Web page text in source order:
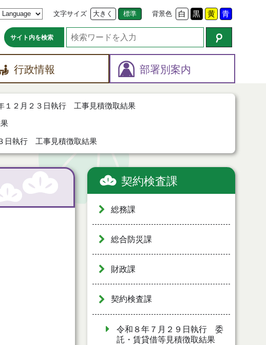
文字サイズ 大きく 標準 背景色 白 黒 黄 青
サイト内を検索
行政情報 部署別案内
１２月２３日執行 工事見積徴取結果
日執行 工事見積徴取結果
契約検査課
総務課
総合防災課
財政課
契約検査課
令和８年７月２９日執行 委
託・賃貸借等見積徴取結果